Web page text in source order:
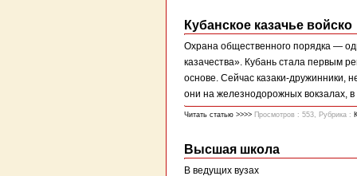
Кубанское казачье войско
Охрана общественного порядка —
казачества». Кубань стала первым
основе. Сейчас казаки-дружинники,
они на железнодорожных вокзалах, в
Читать статью >>>> Просмотров : 553, Рубрика :
Высшая школа
В ведущих вузах